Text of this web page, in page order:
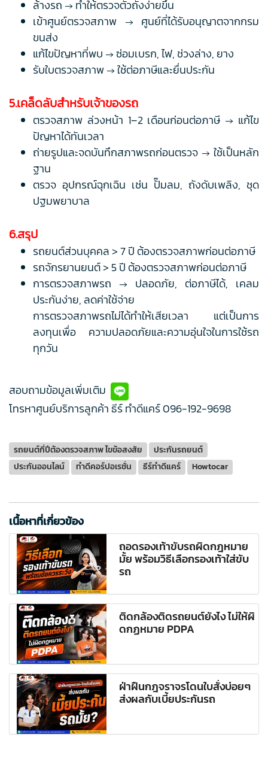
ล้างรถ → ทำให้ตรวจตัวถังง่ายขึ้น
เข้าศูนย์ตรวจสภาพ → ศูนย์ที่ได้รับอนุญาตจากกรม
ขนส่ง
แก้ไขปัญหาที่พบ → ซ่อมเบรก, ไฟ, ช่วงล่าง, ยาง
รับใบตรวจสภาพ → ใช้ต่อภาษีและยื่นประกัน
5.เคล็ดลับสำหรับเจ้าของรถ
ตรวจสภาพ ล่วงหน้า 1–2 เดือนก่อนต่อภาษี → แก้ไข
ปัญหาได้ทันเวลา
ถ่ายรูปและจดบันทึกสภาพรถก่อนตรวจ → ใช้เป็นหลัก
ฐาน
ตรวจ อุปกรณ์ฉุกเฉิน เช่น ปั๊มลม, ถังดับเพลิง, ชุด
ปฐมพยาบาล
6.สรุป
รถยนต์ส่วนบุคคล > 7 ปี ต้องตรวจสภาพก่อนต่อภาษี
รถจักรยานยนต์ > 5 ปี ต้องตรวจสภาพก่อนต่อภาษี
การตรวจสภาพรถ → ปลอดภัย, ต่อภาษีได้, เคลม
ประกันง่าย, ลดค่าใช้จ่าย
การตรวจสภาพรถไม่ได้ทำให้เสียเวลา แต่เป็นการ
ลงทุนเพื่อ ความปลอดภัยและความอุ่นใจในการใช้รถ
ทุกวัน
สอบถามข้อมูลเพิ่มเติม
โทรหาศูนย์บริการลูกค้า ธีร์ ทำดีแคร์096-192-9698
รถยนต์กี่ปีต้องตรวจสภาพ ไขข้อสงสัย
ประกันรถยนต์
ประกันออนไลน์
ทำดีคอร์ปอเรชั่น ธีร์ทำดีแคร์ Howtocar
เนื้อหาที่เกี่ยวข้อง
ถอดรองเท้าขับรถผิดกฎหมาย
มั้ย พร้อมวิธีเลือกรองเท้าใส่ขับ
รถ
ติดกล้องติดรถยนต์ยังไง ไม่ให้ผิ
ดกฏหมาย PDPA
ฝ่าฝืนกฎจราจรโดนใบสั่งบ่อยๆ
ส่งผลกับเบี้ยประกันรถ